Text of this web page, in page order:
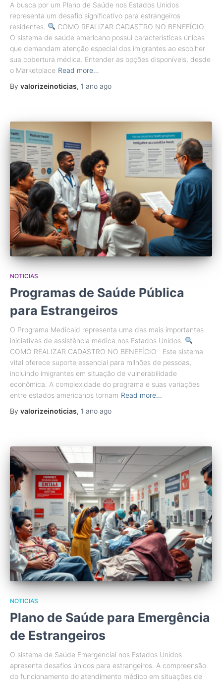
A busca por um Plano de Saúde nos Estados Unidos
representa um desafio significativo para estrangeiros
residentes.
COMO REALIZAR CADASTRO NO BENEFÍCIO
O sistema de saúde americano possui características únicas
que demandam atenção especial dos imigrantes ao escolher
sua cobertura médica. Entender as opções disponíveis, desde
o Marketplace Read more…
By valorizeinoticias, 1 ano ago
NOTICIAS
Programas de Saúde Pública
para Estrangeiros
O Programa Medicaid representa uma das mais importantes
iniciativas de assistência médica nos Estados Unidos.
COMO REALIZAR CADASTRO NO BENEFÍCIO Este sistema
vital oferece suporte essencial para milhões de pessoas,
incluindo imigrantes em situação de vulnerabilidade
econômica. A complexidade do programa e suas variações
entre estados americanos tornam Read more…
By valorizeinoticias, 1 ano ago
NOTICIAS
Plano de Saúde para Emergência
de Estrangeiros
O sistema de Saúde Emergencial nos Estados Unidos
apresenta desafios únicos para estrangeiros. A compreensão
do funcionamento do atendimento médico em situações de